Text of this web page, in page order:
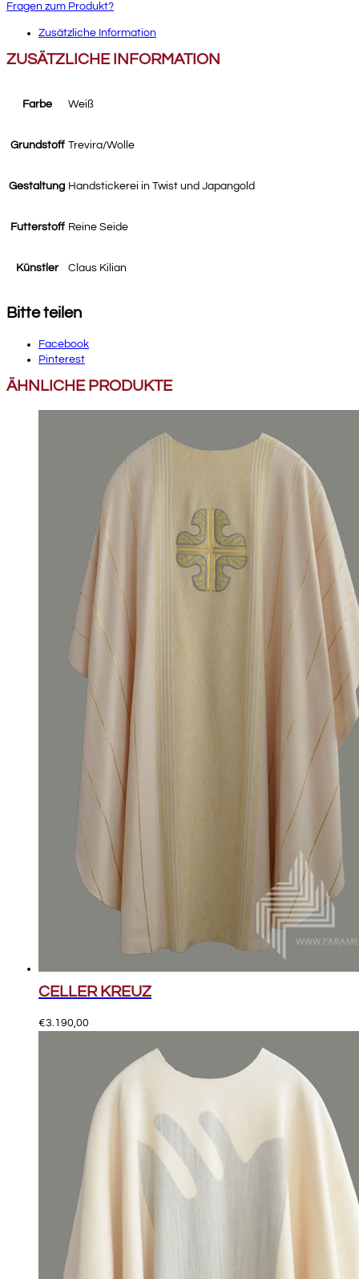
Fragen zum Produkt?
Zusätzliche Information
ZUSÄTZLICHE INFORMATION
Farbe Weiß
Grundstoff Trevira/Wolle
Gestaltung Handstickerei in Twist und Japangold
Futterstoff Reine Seide
Künstler Claus Kilian
Bitte teilen
Facebook
Pinterest
ÄHNLICHE PRODUKTE
CELLER KREUZ
€3.190,00